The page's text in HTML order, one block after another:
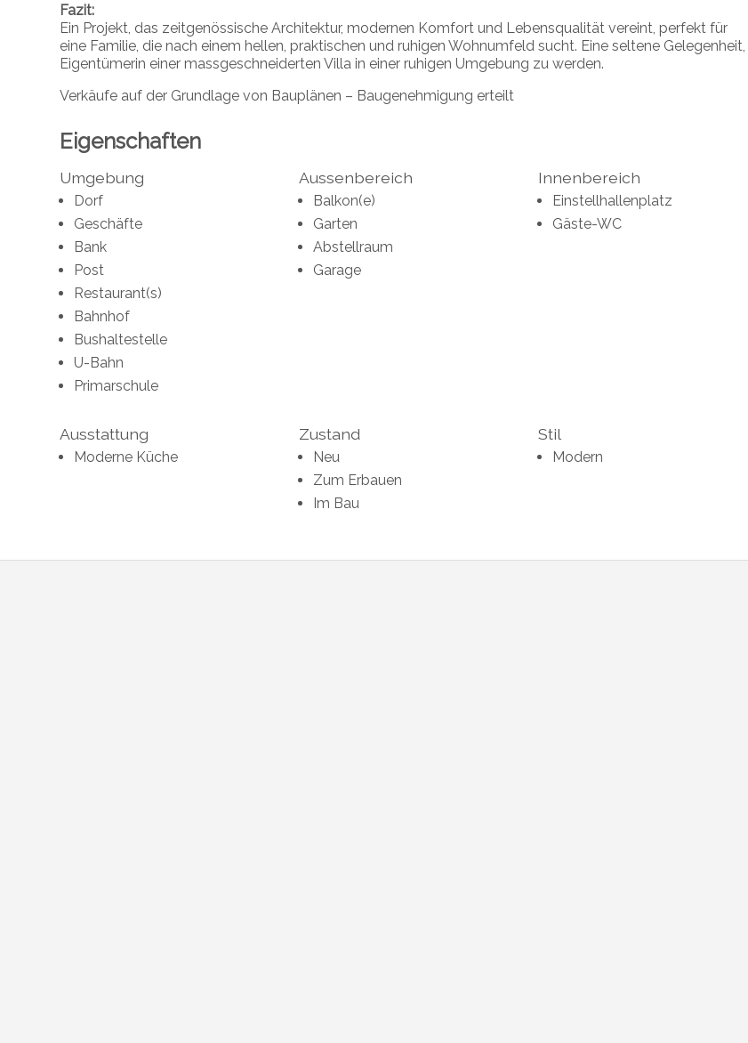
Fazit:
Ein Projekt, das zeitgenössische Architektur, modernen Komfort und Lebensqualität vereint, perfekt für
eine Familie, die nach einem hellen, praktischen und ruhigen Wohnumfeld sucht. Eine seltene Gelegenheit,
Eigentümerin einer massgeschneiderten Villa in einer ruhigen Umgebung zu werden.
Verkäufe auf der Grundlage von Bauplänen – Baugenehmigung erteilt
Eigenschaften
Umgebung
Dorf
Geschäfte
Bank
Post
Restaurant(s)
Bahnhof
Bushaltestelle
U-Bahn
Primarschule
Aussenbereich
Balkon(e)
Garten
Abstellraum
Garage
Innenbereich
Einstellhallenplatz
Gäste-WC
Ausstattung
Moderne Küche
Zustand
Neu
Zum Erbauen
Im Bau
Stil
Modern